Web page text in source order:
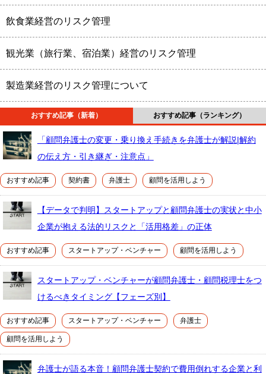
飲食業経営のリスク管理
観光業（旅行業、宿泊業）経営のリスク管理
製造業経営のリスク管理について
おすすめ記事（新着） おすすめ記事（ランキング）
「顧問弁護士の変更・乗り換え手続きを弁護士が解説|解約
の伝え方・引き継ぎ・注意点」
おすすめ記事 契約書 弁護士 顧問を活用しよう
【データで判明】スタートアップと顧問弁護士の実状と中小
企業が抱える法的リスクと「活用格差」の正体
おすすめ記事 スタートアップ・ベンチャー 顧問を活用しよう
スタートアップ・ベンチャーが顧問弁護士・顧問税理士をつ
けるべきタイミング【フェーズ別】
おすすめ記事 スタートアップ・ベンチャー 弁護士
顧問を活用しよう
弁護士が語る本音！顧問弁護士契約で費用倒れする企業と利